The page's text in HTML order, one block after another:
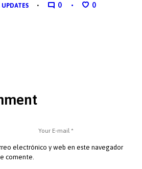
0 0
electrónico y web en este navegador
comente.